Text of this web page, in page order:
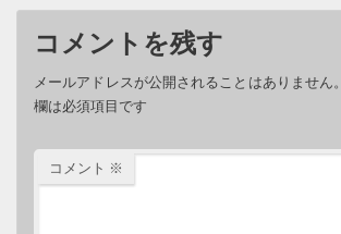
コメントを残す
メールアドレスが公開されることはありません。
欄は必須項目です
コメント ※